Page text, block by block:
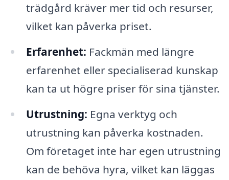
trädgård kräver mer tid och resurser,
vilket kan påverka priset.
Erfarenhet: Fackmän med längre
erfarenhet eller specialiserad kunskap
kan ta ut högre priser för sina tjänster.
Utrustning: Egna verktyg och
utrustning kan påverka kostnaden.
Om företaget inte har egen utrustning
kan de behöva hyra, vilket kan läggas